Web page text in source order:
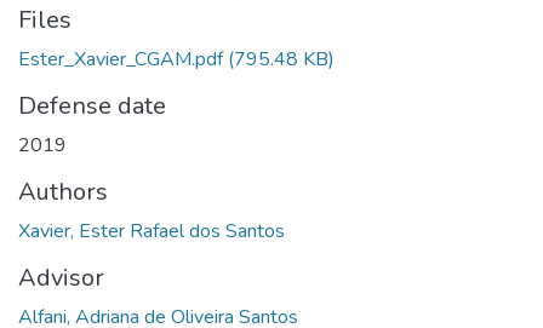
Files
Ester_Xavier_CGAM.pdf(795.48 KB)
Defense date
2019
Authors
Xavier, Ester Rafael dos Santos
Advisor
Alfani, Adriana de Oliveira Santos